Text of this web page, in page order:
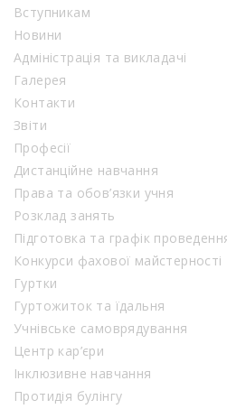
Вступникам
Новини
Адміністрація та викладачі
Галерея
Контакти
Звіти
Професії
Дистанційне навчання
Права та обов’язки учня
Розклад занять
Підготовка та графік
Конкурси фахової майстерності
Гуртки
Гуртожиток та їдальня
Учнівське самоврядування
Центр кар’єри
Інклюзивне навчання
Протидія булінгу